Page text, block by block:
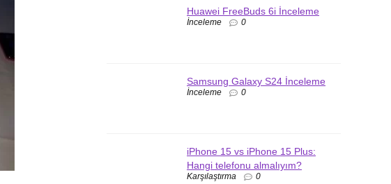
Huawei FreeBuds 6i İnceleme
İnceleme 0
Samsung Galaxy S24 İnceleme
İnceleme 0
iPhone 15 vs iPhone 15 Plus:
Hangi telefonu almalıyım?
Karşılaştırma 0